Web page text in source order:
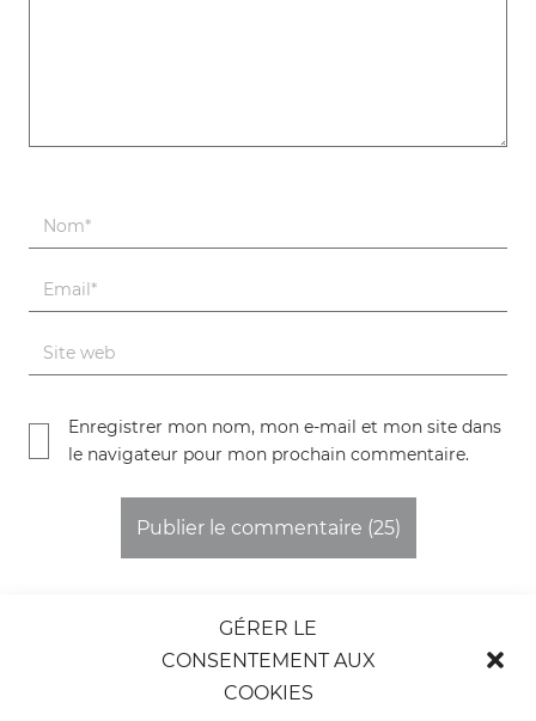
GÉRER LE
CONSENTEMENT AUX
COOKIES
Nom*
E-mail*
Site web
Enregistrer mon nom, mon e-mail et mon site dans
le navigateur pour mon prochain commentaire.
ACCÉLÉRATEURS DE RÉUSSITE